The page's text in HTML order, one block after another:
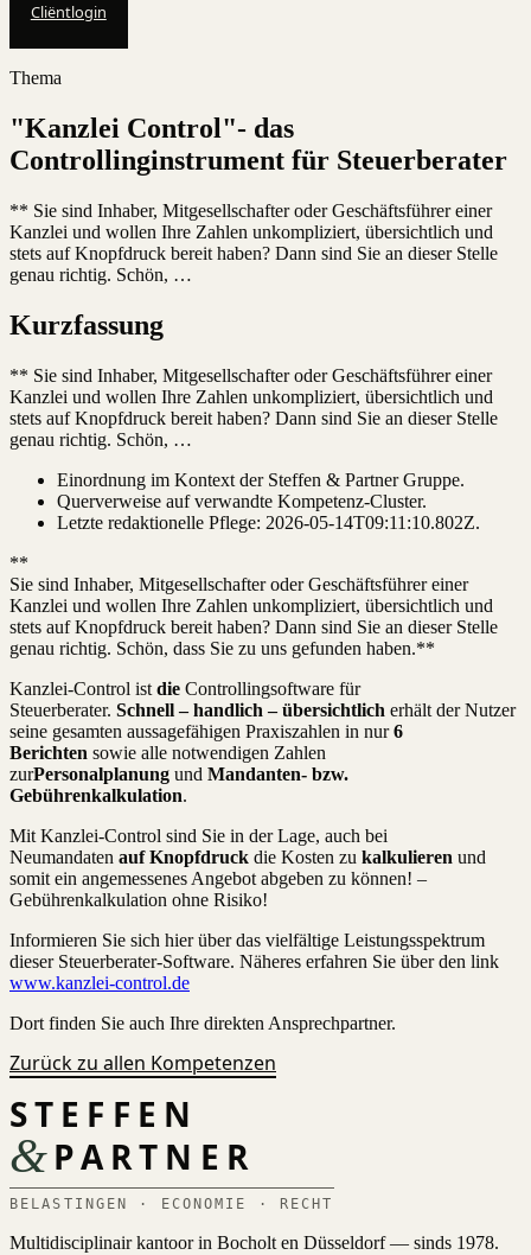
Cliëntlogin
Thema
"Kanzlei Control"- das
Controllinginstrument für Steuerberater
** Sie sind Inhaber, Mitgesellschafter oder Geschäftsführer einer
Kanzlei und wollen Ihre Zahlen unkompliziert, übersichtlich und
stets auf Knopfdruck bereit haben? Dann sind Sie an dieser Stelle
genau richtig. Schön, …
Kurzfassung
** Sie sind Inhaber, Mitgesellschafter oder Geschäftsführer einer
Kanzlei und wollen Ihre Zahlen unkompliziert, übersichtlich und
stets auf Knopfdruck bereit haben? Dann sind Sie an dieser Stelle
genau richtig. Schön, …
Einordnung im Kontext der Steffen & Partner Gruppe.
Querverweise auf verwandte Kompetenz-Cluster.
Letzte redaktionelle Pflege: 2026-05-14T09:11:10.802Z.
**
Sie sind Inhaber, Mitgesellschafter oder Geschäftsführer einer
Kanzlei und wollen Ihre Zahlen unkompliziert, übersichtlich und
stets auf Knopfdruck bereit haben? Dann sind Sie an dieser Stelle
genau richtig. Schön, dass Sie zu uns gefunden haben.**
Kanzlei-Control ist die Controllingsoftware für
Steuerberater. Schnell – handlich – übersichtlich erhält der Nutzer
seine gesamten aussagefähigen Praxiszahlen in nur6
Berichten sowie alle notwendigen Zahlen
zurPersonalplanung und Mandanten- bzw.
Gebührenkalkulation.
Mit Kanzlei-Control sind Sie in der Lage, auch bei
Neumandaten auf Knopfdruck die Kosten zu kalkulieren und
somit ein angemessenes Angebot abgeben zu können! –
Gebührenkalkulation ohne Risiko!
Informieren Sie sich hier über das vielfältige Leistungsspektrum
dieser Steuerberater-Software. Näheres erfahren Sie über den link
www.kanzlei-control.de
Dort finden Sie auch Ihre direkten Ansprechpartner.
Zurück zu allen Kompetenzen
STEFFEN
&PARTNER
BELASTINGEN · ECONOMIE · RECHT
Multidisciplinair kantoor in Bocholt en Düsseldorf — sinds 1978.